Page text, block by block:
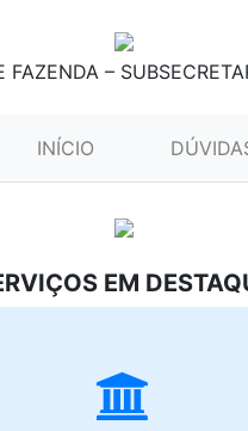
FAZENDA –
INÍCIO (CURRENT)
EM